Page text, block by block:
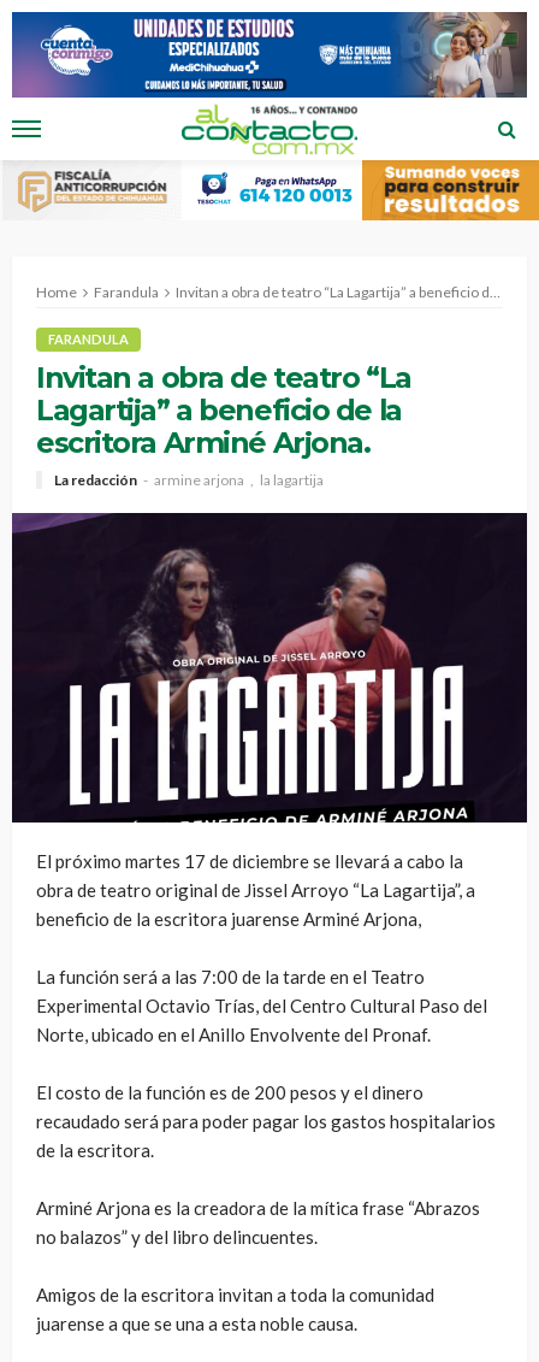
Home Farandula Invitan a obra de teatro “La Lagartija” a beneficio de la escritora Arminé Arjona.
FARANDULA
Invitan a obra de teatro “La
Lagartija” a beneficio de la
escritora Arminé Arjona.
La redacción armine arjona la lagartija
El próximo martes 17 de diciembre se llevará a cabo la
obra de teatro original de Jissel Arroyo “La Lagartija”, a
beneficio de la escritora juarense Arminé Arjona,
La función será a las 7:00 de la tarde en el Teatro
Experimental Octavio Trías, del Centro Cultural Paso del
Norte, ubicado en el Anillo Envolvente del Pronaf.
El costo de la función es de 200 pesos y el dinero
recaudado será para poder pagar los gastos hospitalarios
de la escritora.
Arminé Arjona es la creadora de la mítica frase “Abrazos
no balazos” y del libro delincuentes.
Amigos de la escritora invitan a toda la comunidad
juarense a que se una a esta noble causa.